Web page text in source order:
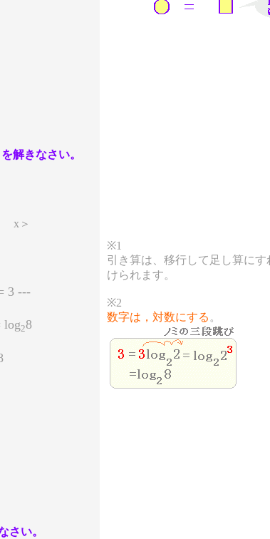
を解きなさい。
x＞
3 ---
log28
※1
引き算は、移行して足し算に
けられます。
※2
数字は，対数にする 。
さい。